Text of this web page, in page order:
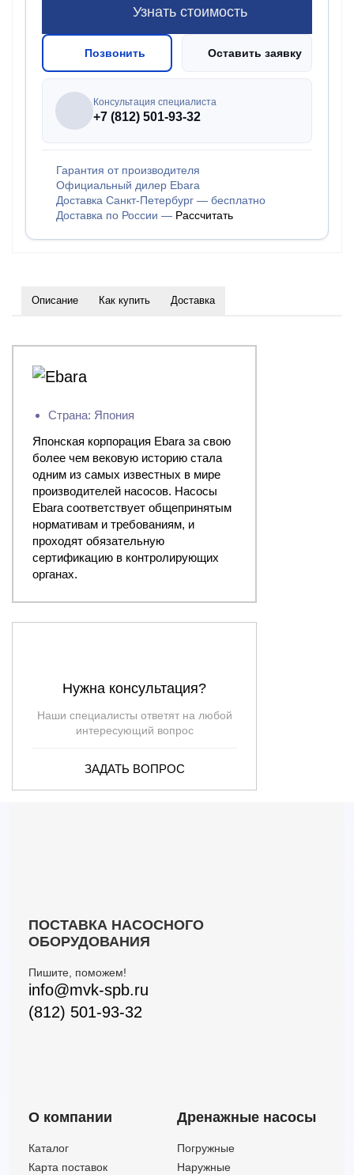
Узнать стоимость
Позвонить Оставить заявку
Консультация специалиста
+7 (812) 501-93-32
Гарантия от производителя
Официальный дилер Ebara
Доставка Санкт-Петербург — бесплатно
Доставка по России — Рассчитать
Описание Как купить Доставка
Страна: Япония
Японская корпорация Ebara за свою
более чем вековую историю стала
одним из самых известных в мире
производителей насосов. Насосы
Ebara соответствует общепринятым
нормативам и требованиям, и
проходят обязательную
сертификацию в контролирующих
органах.
Нужна консультация?
Наши специалисты ответят на любой
интересующий вопрос
ЗАДАТЬ ВОПРОС
ПОСТАВКА НАСОСНОГО
ОБОРУДОВАНИЯ
Пишите, поможем!
info@mvk-spb.ru
(812) 501-93-32
О компании
Каталог
Карта поставок
Дренажные насосы
Погружные
Наружные